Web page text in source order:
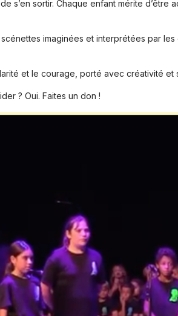
s’en sortir. Chaque enfant mérite
imaginées et interprétées par
et le courage, porté avec créativité et
? Oui. Faites un don !